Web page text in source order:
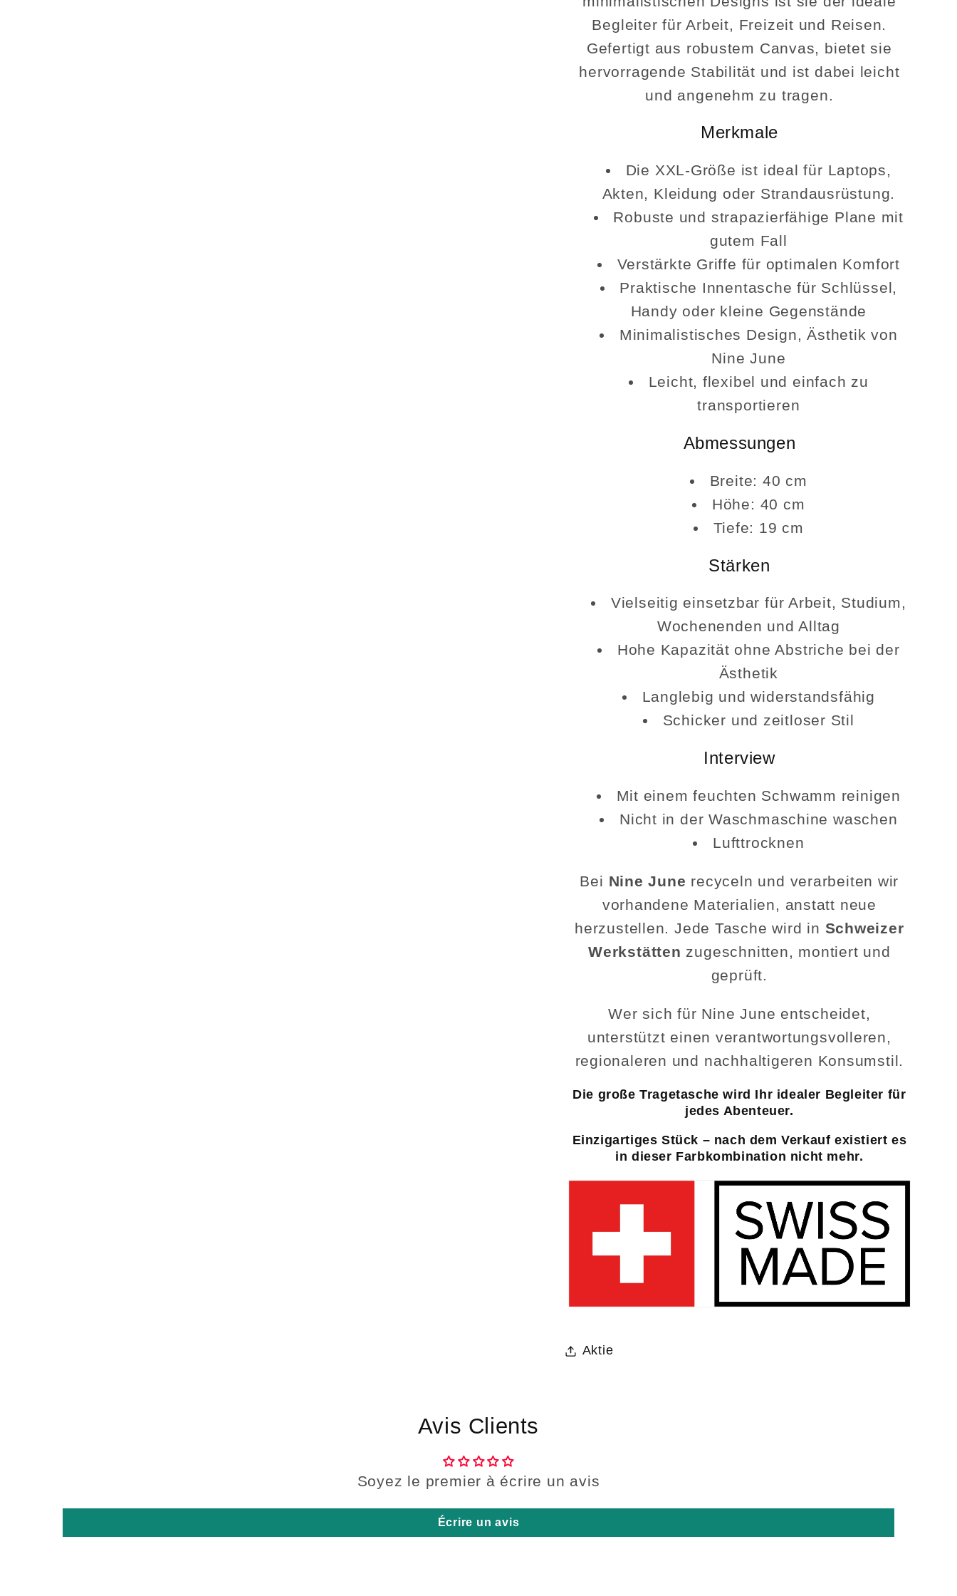
Begleiter für Arbeit, Freizeit und Reisen.
Gefertigt aus robustem Canvas, bietet sie
hervorragende Stabilität und ist dabei leicht
und angenehm zu tragen.
Merkmale
Die XXL-Größe ist ideal für Laptops,
Akten, Kleidung oder Strandausrüstung.
Robuste und strapazierfähige Plane mit
gutem Fall
Verstärkte Griffe für optimalen Komfort
Praktische Innentasche für Schlüssel,
Handy oder kleine Gegenstände
Minimalistisches Design, Ästhetik von
Nine June
Leicht, flexibel und einfach zu
transportieren
Abmessungen
Breite: 40 cm
Höhe: 40 cm
Tiefe: 19 cm
Stärken
Vielseitig einsetzbar für Arbeit, Studium,
Wochenenden und Alltag
Hohe Kapazität ohne Abstriche bei der
Ästhetik
Langlebig und widerstandsfähig
Schicker und zeitloser Stil
Interview
Mit einem feuchten Schwamm reinigen
Nicht in der Waschmaschine waschen
Lufttrocknen
Bei Nine June recyceln und verarbeiten wir
vorhandene Materialien, anstatt neue
herzustellen. Jede Tasche wird in Schweizer
Werkstätten zugeschnitten, montiert und
geprüft.
Wer sich für Nine June entscheidet,
unterstützt einen verantwortungsvolleren,
regionaleren und nachhaltigeren Konsumstil.
Die große Tragetasche wird Ihr idealer Begleiter für
jedes Abenteuer.
Einzigartiges Stück – nach dem Verkauf existiert es
in dieser Farbkombination nicht mehr.
Aktie
Avis Clients
Soyez le premier à écrire un avis
Écrire un avis